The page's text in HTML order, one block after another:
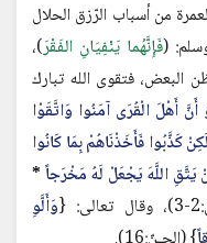
من أسباب الرّزق الحلال
(فَإِنَّهُما يَنْفِيَانِ الفَقْرَ)،
البعض، فتقوى الله تبارك
أَنَّ أَهْلَ الْقُرَى آمَنُوا وَاتَّقَوْا
كَذَّبُوا فَأَخَذْنَاهُمْ بِمَا كَانُوا
يَتَّقِ اللَّهَ يَجْعَلْ لَهُ مَخْرَجاً*
{
وَأَلَّوِ